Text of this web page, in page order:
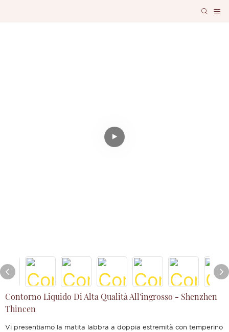
Contorno Liquido Di Alta Qualità All'ingrosso - Shenzhen
Thincen
Vi presentiamo la matita labbra a doppia estremità con temperino